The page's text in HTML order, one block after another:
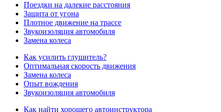
Поездки на далекие расстояния
Защита от угона
Плотное движение на трассе
Звукоизоляция автомобиля
Замена колеса
Как усилить глушитель?
Оптимальная скорость движения
Замена колеса
Опыт вождения
Звукоизоляция автомобиля
Как найти хорошего автоинструктора